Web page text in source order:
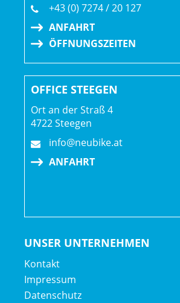
+43 (0) 7274 / 20 127
ANFAHRT
ÖFFNUNGSZEITEN
OFFICE STEEGEN
Ort an der Straß 4
4722 Steegen
info@neubike.at
ANFAHRT
UNSER UNTERNEHMEN
Kontakt
Impressum
Datenschutz